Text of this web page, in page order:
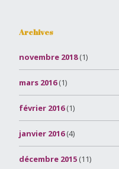
Archives
novembre 2018(1)
mars 2016(1)
février 2016(1)
janvier 2016(4)
décembre 2015 (11)